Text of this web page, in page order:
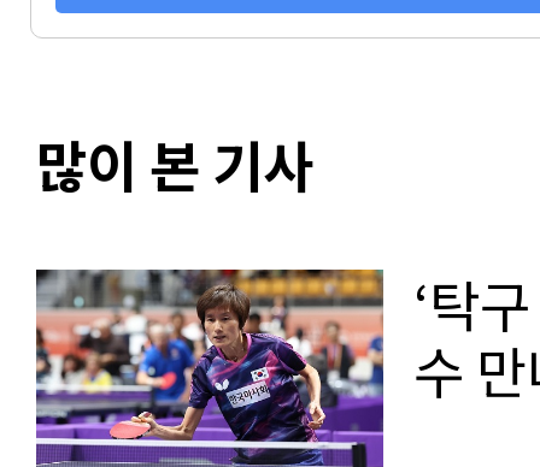
많이 본 기사
‘탁
수